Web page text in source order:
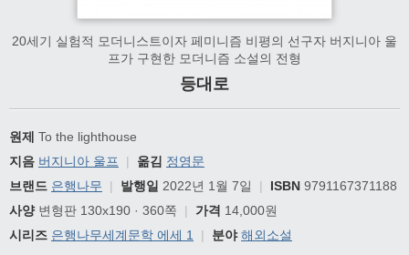
20세기 실험적 모더니스트이자 페미니즘 비평의 선구자 버지니아 울
프가 구현한 모더니즘 소설의 전형
등대로
원제 To the lighthouse
지음 버지니아 울프 | 옮김 정영문
브랜드 은행나무 | 발행일 2022년 1월 7일 | ISBN 9791167371188
사양변형판 130x190 · 360쪽 | 가격 14,000원
시리즈 은행나무세계문학 에세 1 | 분야 해외소설